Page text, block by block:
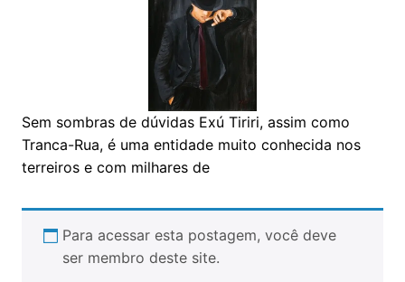
Sem sombras de dúvidas Exú Tiriri, assim como
Tranca-Rua, é uma entidade muito conhecida nos
terreiros e com milhares de
Para acessar esta postagem, você deve
ser membro deste site.